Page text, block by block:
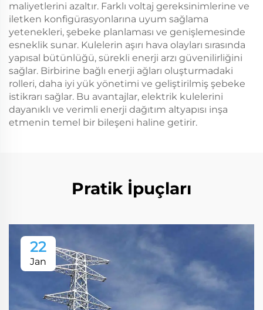
maliyetlerini azaltır. Farklı voltaj gereksinimlerine ve
iletken konfigürasyonlarına uyum sağlama
yetenekleri, şebeke planlaması ve genişlemesinde
esneklik sunar. Kulelerin aşırı hava olayları sırasında
yapısal bütünlüğü, sürekli enerji arzı güvenilirliğini
sağlar. Birbirine bağlı enerji ağları oluşturmadaki
rolleri, daha iyi yük yönetimi ve geliştirilmiş şebeke
istikrarı sağlar. Bu avantajlar, elektrik kulelerini
dayanıklı ve verimli enerji dağıtım altyapısı inşa
etmenin temel bir bileşeni haline getirir.
Pratik İpuçları
22
Jan